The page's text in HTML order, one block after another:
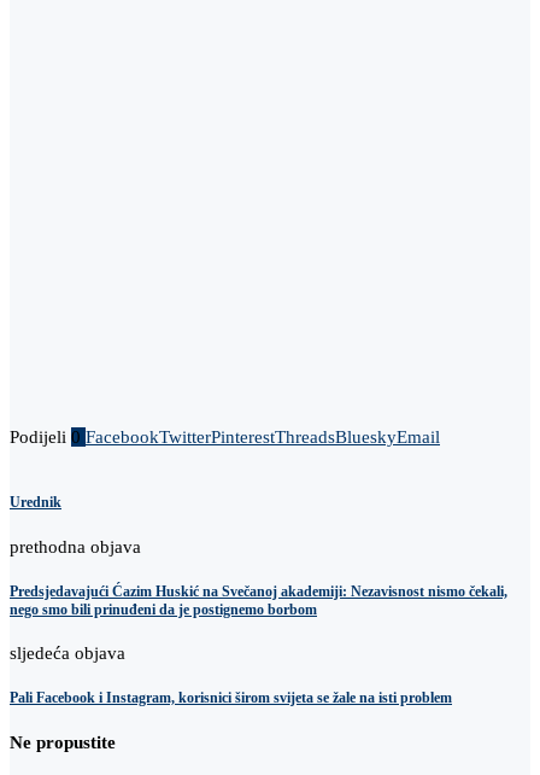
Podijeli 0 FacebookTwitterPinterestThreadsBlueskyEmail
Urednik
prethodna objava
Predsjedavajući Ćazim Huskić na Svečanoj akademiji: Nezavisnost nismo čekali,
nego smo bili prinuđeni da je postignemo borbom
sljedeća objava
Pali Facebook i Instagram, korisnici širom svijeta se žale na isti problem
Ne propustite